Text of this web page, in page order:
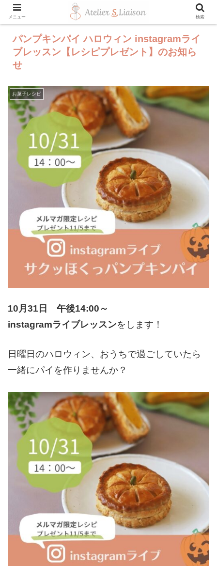
パンプキンパイ ハロウィン instagramライ
ブレッスン【レシピプレゼント】のお知ら
せ
お菓子レシピ
10月31日 午後14:00～
instagramライブレッスンをします！
日曜日のハロウィン、おうちで過ごしていたら
一緒にパイを作りませんか？
メニュー 検索